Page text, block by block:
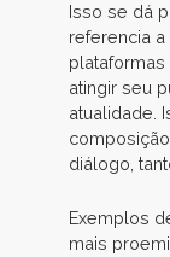
Isso se dá
referencia
atingir seu
atualidade.
diálogo,
Exemplos
mais